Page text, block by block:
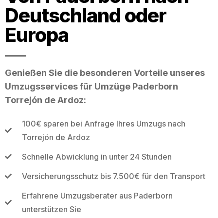
Deutschland oder
Europa
Genießen Sie die besonderen Vorteile unseres
Umzugsservices für Umzüge Paderborn
Torrejón de Ardoz:
100€ sparen bei Anfrage Ihres Umzugs nach
Torrejón de Ardoz
Schnelle Abwicklung in unter 24 Stunden
Versicherungsschutz bis 7.500€ für den Transport
Erfahrene Umzugsberater aus Paderborn
unterstützen Sie